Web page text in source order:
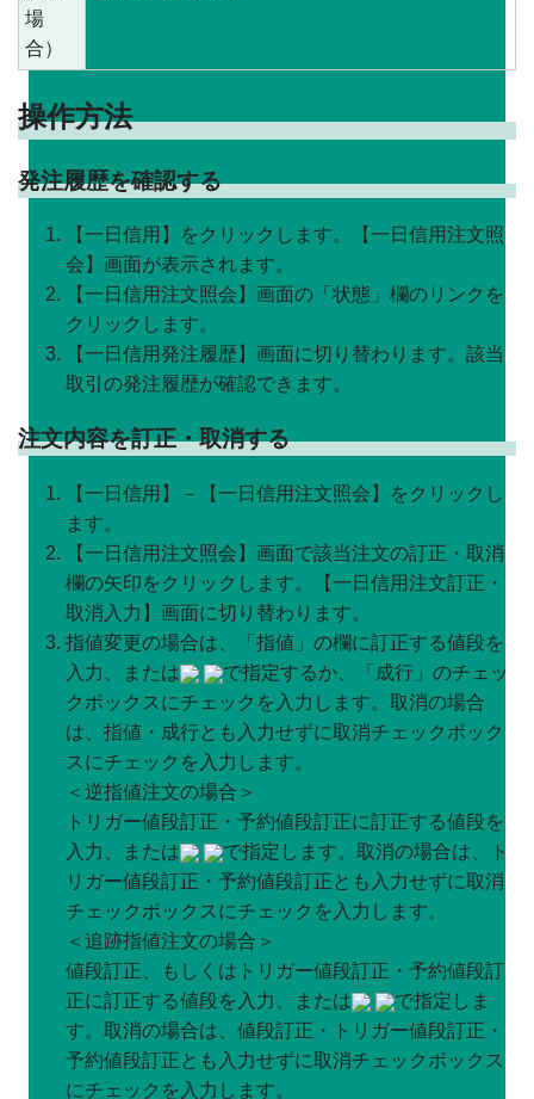
場
合）
操作方法
発注履歴を確認する
【一日信用】をクリックします。【一日信用注文照
会】画面が表示されます。
【一日信用注文照会】画面の「状態」欄のリンクを
クリックします。
【一日信用発注履歴】画面に切り替わります。該当
取引の発注履歴が確認できます。
注文内容を訂正・取消する
【一日信用】－【一日信用注文照会】をクリックし
ます。
【一日信用注文照会】画面で該当注文の訂正・取消
欄の矢印をクリックします。【一日信用注文訂正・
取消入力】画面に切り替わります。
指値変更の場合は、「指値」の欄に訂正する値段を
入力、または
で指定するか、「成行」のチェッ
クボックスにチェックを入力します。取消の場合
は、指値・成行とも入力せずに取消チェックボック
スにチェックを入力します。
＜逆指値注文の場合＞
トリガー値段訂正・予約値段訂正に訂正する値段を
入力、または
で指定します。取消の場合は、ト
リガー値段訂正・予約値段訂正とも入力せずに取消
チェックボックスにチェックを入力します。
＜追跡指値注文の場合＞
値段訂正、もしくはトリガー値段訂正・予約値段訂
正に訂正する値段を入力、または
で指定しま
す。取消の場合は、値段訂正・トリガー値段訂正・
予約値段訂正とも入力せずに取消チェックボックス
にチェックを入力します。